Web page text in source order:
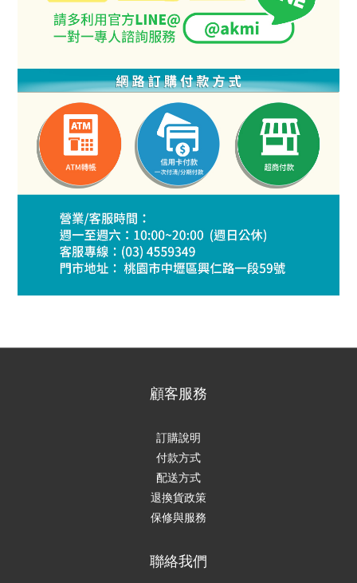
顧客服務
訂購說明
付款方式
配送方式
退換貨政策
保修與服務
聯絡我們